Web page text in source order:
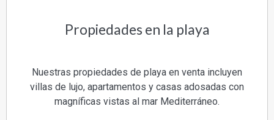
Propiedades en la playa
Nuestras propiedades de playa en venta incluyen
villas de lujo, apartamentos y casas adosadas con
magníficas vistas al mar Mediterráneo.